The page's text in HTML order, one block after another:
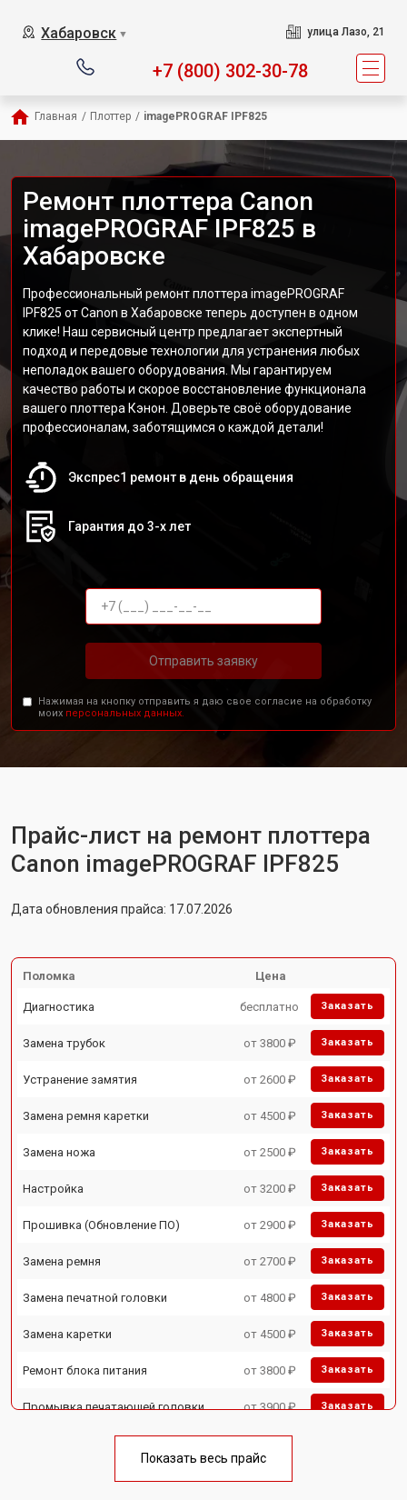
Хабаровск ▼ улица Лазо, 21
+7 (800) 302-30-78
Главная / Плоттер / imagePROGRAF IPF825
Ремонт плоттера Canon
imagePROGRAF IPF825 в
Хабаровске
Профессиональный ремонт плоттера imagePROGRAF
IPF825 от Canon в Хабаровске теперь доступен в одном
клике! Наш сервисный центр предлагает экспертный
подход и передовые технологии для устранения любых
неполадок вашего оборудования. Мы гарантируем
качество работы и скорое восстановление функционала
вашего плоттера Кэнон. Доверьте своё оборудование
профессионалам, заботящимся о каждой детали!
Экспрес1 ремонт в день обращения
Гарантия до 3-х лет
Отправить заявку
Нажимая на кнопку отправить я даю свое согласие на обработку
моих персональных данных.
Прайс-лист на ремонт плоттера
Canon imagePROGRAF IPF825
Дата обновления прайса: 17.07.2026
Поломка Цена
Диагностика бесплатно Заказать
Замена трубок от 3800 ₽ Заказать
Устранение замятия от 2600 ₽ Заказать
Замена ремня каретки от 4500 ₽ Заказать
Замена ножа от 2500 ₽ Заказать
Настройка от 3200 ₽ Заказать
Прошивка (Обновление ПО) от 2900 ₽ Заказать
Замена ремня от 2700 ₽ Заказать
Замена печатной головки от 4800 ₽ Заказать
Замена каретки от 4500 ₽ Заказать
Ремонт блока питания от 3800 ₽ Заказать
Промывка печатающей головки от 3900 ₽ Заказать
Показать весь прайс